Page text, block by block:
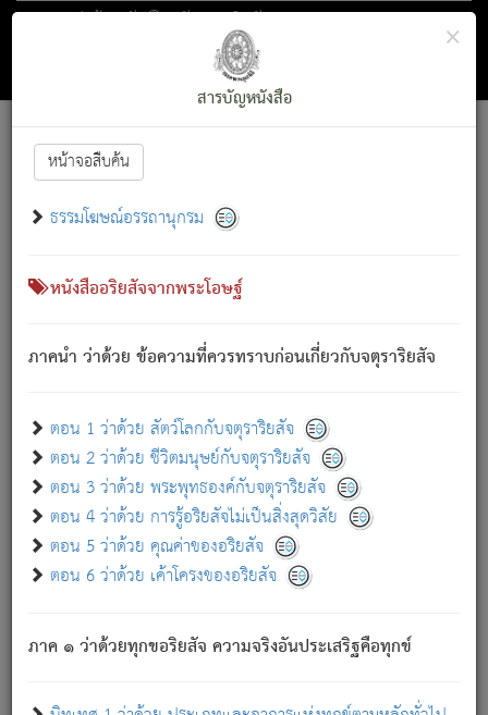
ตอน 1 ว่าด้วย สัตว์โลกกับจตุราริยสัจ
สารบัญ×
สารบัญหนังสือ
หน้าจอสืบค้น
ธรรมโฆษณ์อรรถานุกรม
หนังสืออริยสัจจากพระโอษฐ์
ภาคนำ ว่าด้วย ข้อความที่ควรทราบก่อนเกี่ยวกับจตุราริยสัจ
ตอน 1 ว่าด้วย สัตว์โลกกับจตุราริยสัจ
ตอน 2 ว่าด้วย ชีวิตมนุษย์กับจตุราริยสัจ
ตอน 3 ว่าด้วย พระพุทธองค์กับจตุราริยสัจ
ตอน 4 ว่าด้วย การรู้อริยสัจไม่เป็นสิ่งสุดวิสัย
ตอน 5 ว่าด้วย คุณค่าของอริยสัจ
ตอน 6 ว่าด้วย เค้าโครงของอริยสัจ
ภาค ๑ ว่าด้วยทุกขอริยสัจ ความจริงอันประเสริฐคือทุกข์
Font :15 ]||
สัตว์โลกนี้ เกิดความเดือดร้อนแล้ว มีผัสสะบังหน้า
เขาสำคัญสิ่งใด โดยความเป็นประการใด แต่สิ่งนั้นย่อมเป็น
(ตามที่เป็นจริง) โดยประการอื่นจากที่เขาสำคัญนั้น
สัตว์โลกติดข้องอยู่ในภพ ถูกภพบังหน้าแล้ว มีภพโดยความ
เป็นอย่างอื่น (จากที่มันเป็นอยู่จริง) จึงได้เพลิดเพลินยิ่งนักในภพ
เขาเพลิดเพลินยิ่งนักในสิ่งใด สิ่งนั้นเป็นภัย (ที่เขาไม่รู้จัก)
เขากลัวต่อสิ่งใดสิ่งนั้นเป็นทุกข์
พรหมจรรย์นี้ อันบุคคลย่อมประพฤติ ก็เพื่อการละขาดซึ่ง
ภพ.
สมณะหรือพราหมณ์เหล่าใด กล่าวความหลุดพ้นจากภพว่า
มีได้เพราะภพ เรากล่าวว่า สมณะหรือพราหมณ์ทั้งปวงนั้น
มิใช่ผู้หลดพ้นจากภพ.
ภพ ว่ามีได้เพราะวิภพ[2]: เรากล่าวว่า สมณะหรือพราหมณ์ทั้ง
ปวงนั้น ก็ยังสลัดภพออกไปไม่ได้.
ก็ทุกข์นี้มีขึ้น เพราะอาศัยซึ่งอุปธิทั้งปวง.